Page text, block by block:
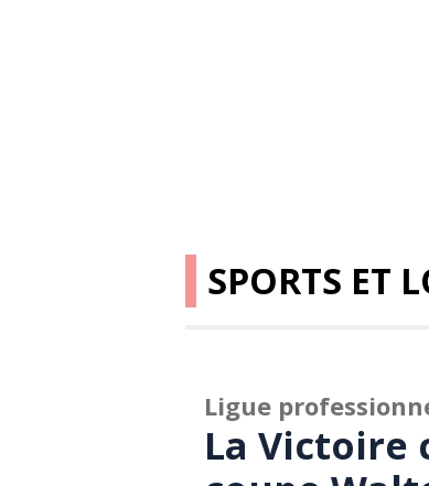
SPORTS ET
Ligue
La Victoire